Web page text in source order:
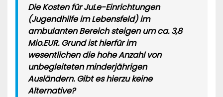
Die Kosten für JuLe-Einrichtungen
(Jugendhilfe im Lebensfeld) im
ambulanten Bereich steigen um ca. 3,8
Mio.EUR. Grund ist hierfür im
wesentlichen die hohe Anzahl von
unbegleiteten minderjährigen
Ausländern. Gibt es hierzu keine
Alternative?